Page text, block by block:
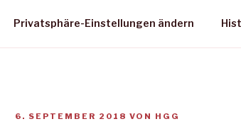
Privatsphäre-Einstellungen ändern
VERÖFFENTLICHT
6. SEPTEMBER 2018 VON HGG